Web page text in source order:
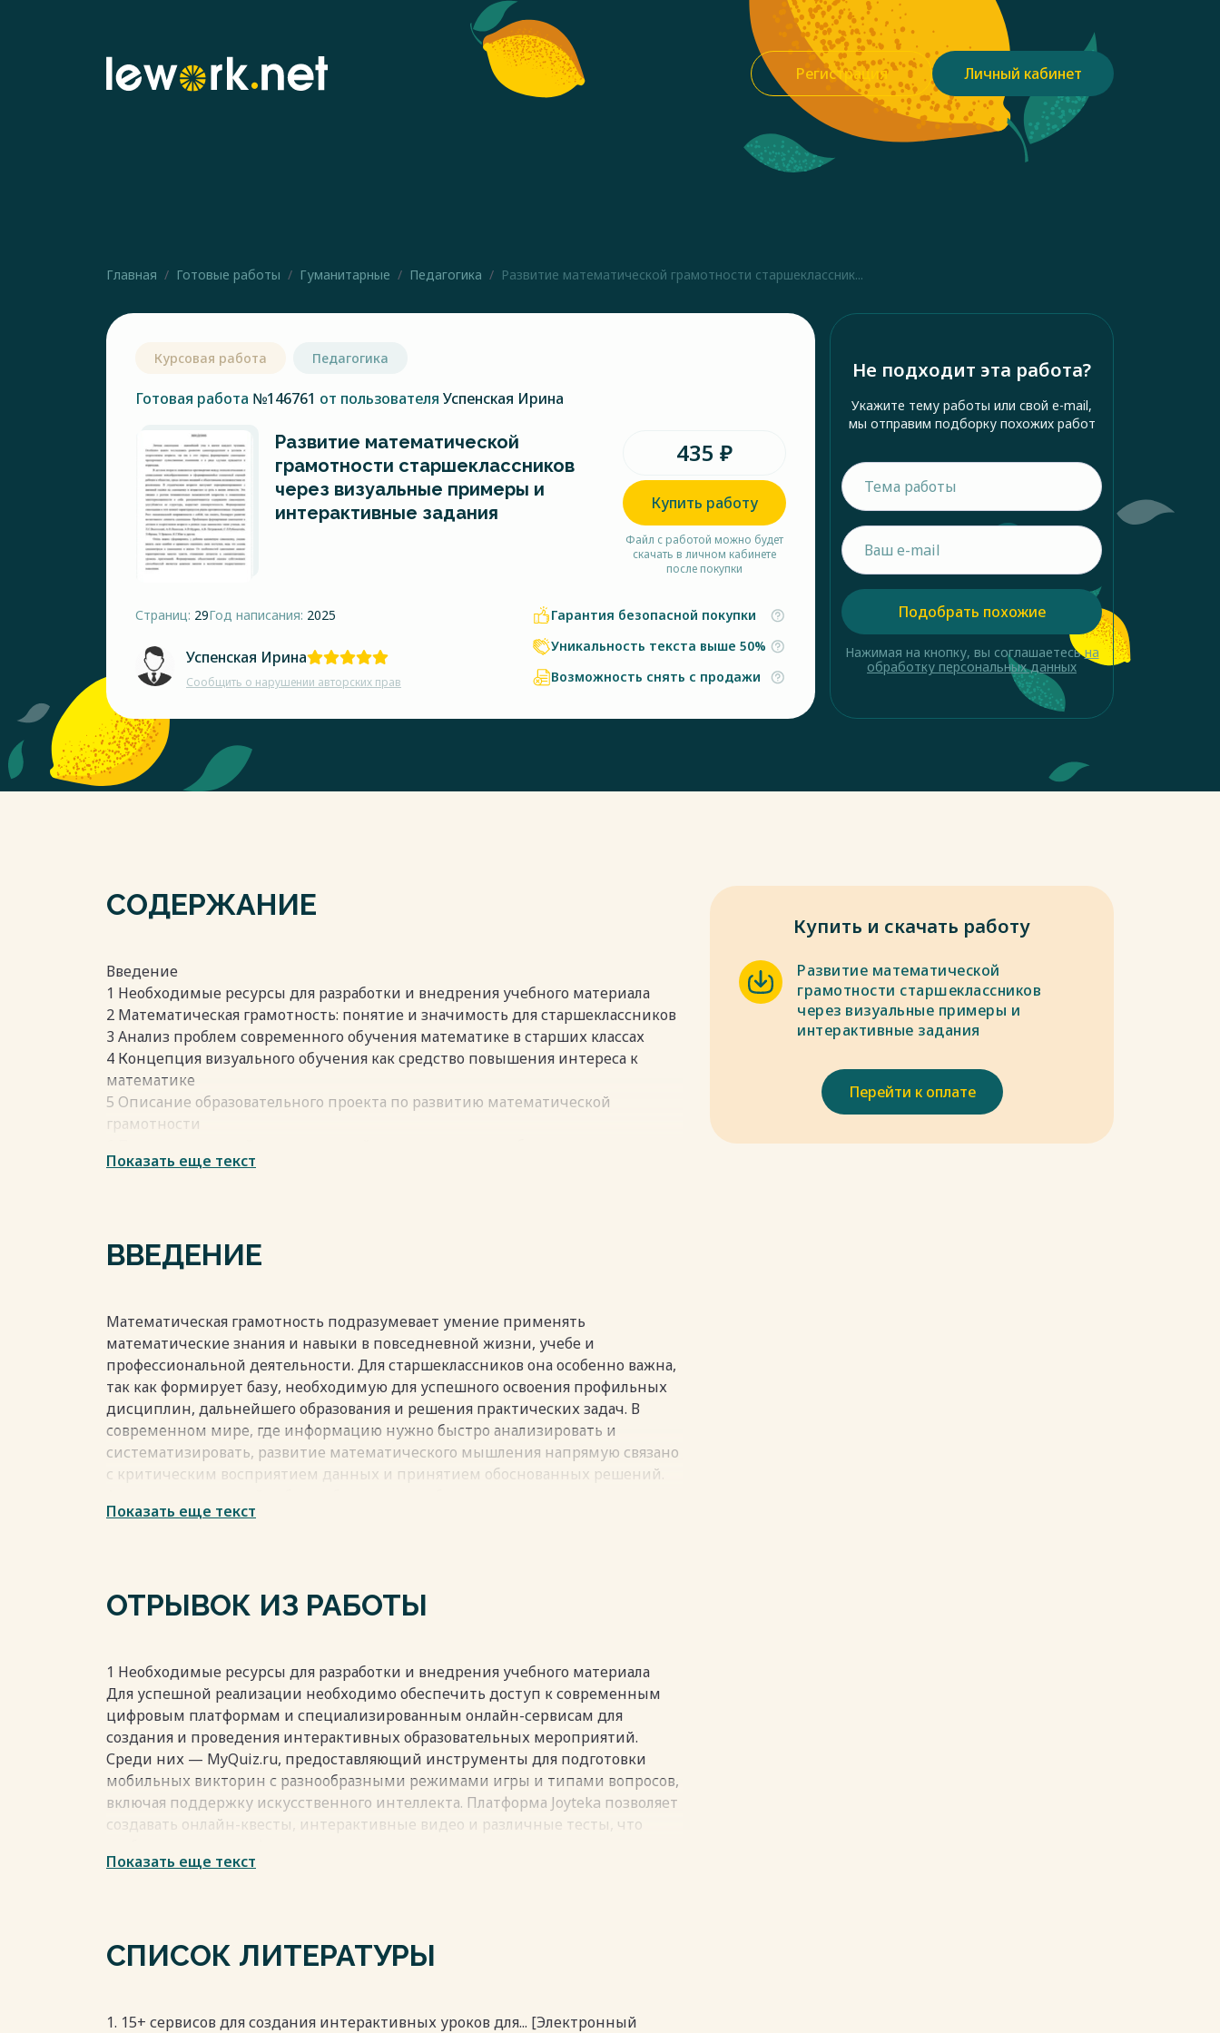
Регистрация Личный кабинет
Главная Готовые работы Гуманитарные Педагогика Развитие математической грамотности старшеклассник...
Курсовая работа Педагогика
Готовая работа №146761 от пользователя Успенская Ирина
Развитие математической
грамотности старшеклассников
через визуальные примеры и
интерактивные задания
435 ₽
Купить работу
Файл с работой можно будет
скачать в личном кабинете
после покупки
Страниц: 29Год написания: 2025
Успенская Ирина
Сообщить о нарушении авторских прав
Гарантия безопасной покупки
Уникальность текста выше 50%
Возможность снять с продажи
Не подходит эта работа?
Укажите тему работы или свой e-mail,
мы отправим подборку похожих работ
Подобрать похожие
Нажимая на кнопку, вы соглашаетесьна
обработку персональных данных
СОДЕРЖАНИЕ
Введение
1 Необходимые ресурсы для разработки и внедрения учебного материала
2 Математическая грамотность: понятие и значимость для старшеклассников
3 Анализ проблем современного обучения математике в старших классах
4 Концепция визуального обучения как средство повышения интереса к
математике
5 Описание образовательного проекта по развитию математической
грамотности
7 Методы оценки эффективности образовательного проекта
Весь текст будет доступен
Показать еще текст
ВВЕДЕНИЕ
Математическая грамотность подразумевает умение применять
математические знания и навыки в повседневной жизни, учебе и
профессиональной деятельности. Для старшеклассников она особенно важна,
так как формирует базу, необходимую для успешного освоения профильных
дисциплин, дальнейшего образования и решения практических задач. В
современном мире, где информацию нужно быстро анализировать и
систематизировать, развитие математического мышления напрямую связано
с критическим восприятием данных и принятием обоснованных решений.
математической подготовки среди учащихся старших классов, что
понятных примеров, что ограничивает способность учеников полноценно
анализа.
Весь текст будет доступенпосле покупки
Показать еще текст
ОТРЫВОК ИЗ РАБОТЫ
1 Необходимые ресурсы для разработки и внедрения учебного материала
Для успешной реализации необходимо обеспечить доступ к современным
цифровым платформам и специализированным онлайн-сервисам для
создания и проведения интерактивных образовательных мероприятий.
Среди них — MyQuiz.ru, предоставляющий инструменты для подготовки
мобильных викторин с разнообразными режимами игры и типами вопросов,
включая поддержку искусственного интеллекта. Платформа Joyteka позволяет
создавать онлайн-квесты, интерактивные видео и различные тесты, что
игровых методов. Для разработки диалоговых тренажёров, тестов и
решаются с помощью платформы SKILLSPACE, отличающейся интуитивно
Для размещения разработанных учебных материалов и получения обратной
Показать еще текст
СПИСОК ЛИТЕРАТУРЫ
1. 15+ сервисов для создания интерактивных уроков для... [Электронный
Купить и скачать работу
Развитие математической
грамотности старшеклассников
через визуальные примеры и
интерактивные задания
Перейти к оплате